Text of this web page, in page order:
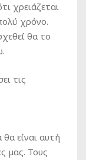
χρειάζεται
χρόνο.
θα το
τις
είναι αυτή
μας. Τους